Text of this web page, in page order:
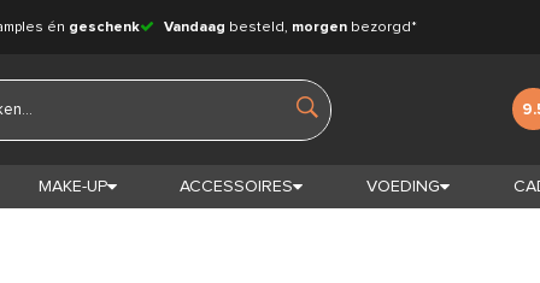
én geschenk Vandaag besteld, morgen bezorgd*
MAKE-UP ACCESSOIRES VOEDING